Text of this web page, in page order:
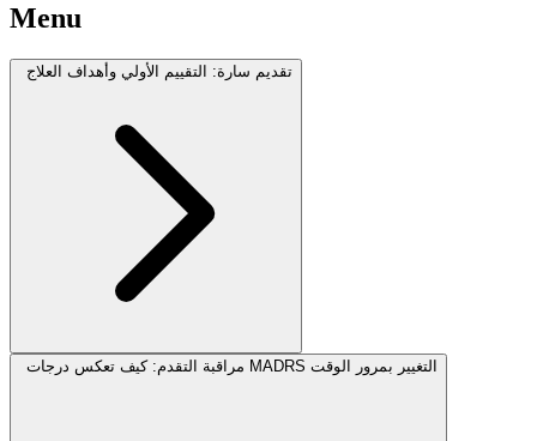
Menu
تقديم سارة: التقييم الأولي وأهداف العلاج
مراقبة التقدم: كيف تعكس درجات MADRS التغيير بمرور الوقت